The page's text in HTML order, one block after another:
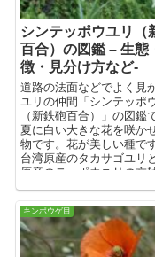
シンテッポウユリ（
百合）の図鑑 – 生態
徴・見分け方など-
道路の法面などでよく見
ユリの仲間「シンテッポ
（新鉄砲百合）」の図鑑
夏に白い大きな花を咲か
物です。花が美しい種で
台湾原産のタカサゴユリ
原産のテッポウユリの交
態系被害防止外来種リス
載されています。【分類
植物単子葉類ユリ目ユリ科
キンポウゲ目